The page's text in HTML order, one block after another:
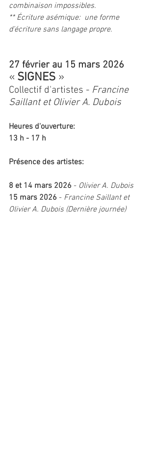
combinaison impossibles.
** Écriture asémique:  une forme
d’écriture sans langage propre.
27 février au 15 mars 2026
« SIGNES »
Collectif d'artistes - Francine
Saillant et Olivier A. Dubois
Heures d'ouverture:
13 h - 17 h
Présence des artistes:
8 et 14 mars 2026 - Olivier A. Dubois
15 mars 2026 - Francine Saillant et
Olivier A. Dubois (Dernière journée)